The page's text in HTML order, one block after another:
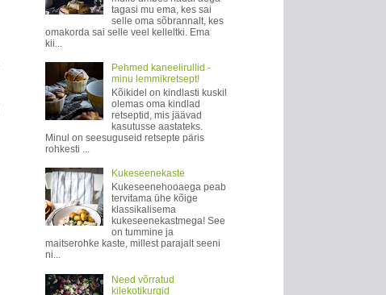
tagasi mu ema, kes sai
selle oma sõbrannalt, kes
omakorda sai selle veel kelleltki. Ema
kii...
Pehmed kaneelirullid -
minu lemmikretsept!
Kõikidel on kindlasti kuskil
olemas oma kindlad
retseptid, mis jäävad
kasutusse aastateks.
Minul on seesuguseid retsepte päris
rohkesti ...
Kukeseenekaste
Kukeseenehooaega peab
tervitama ühe kõige
klassikalisema
kukeseenekastmega! See
on tummine ja
maitserohke kaste, millest parajalt seeni
ni...
Need võrratud
kilekotikurgid